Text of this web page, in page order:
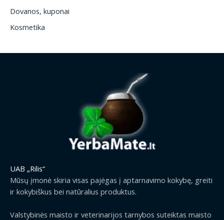
Dovanos, kuponai
Kosmetika
UAB „Rilis“
Mūsų įmonė skiria visas pajėgas į aptarnavimo kokybę, greiti
ir kokybiškus bei natūralius produktus.
Valstybinės maisto ir veterinarijos tarnybos suteiktas maisto